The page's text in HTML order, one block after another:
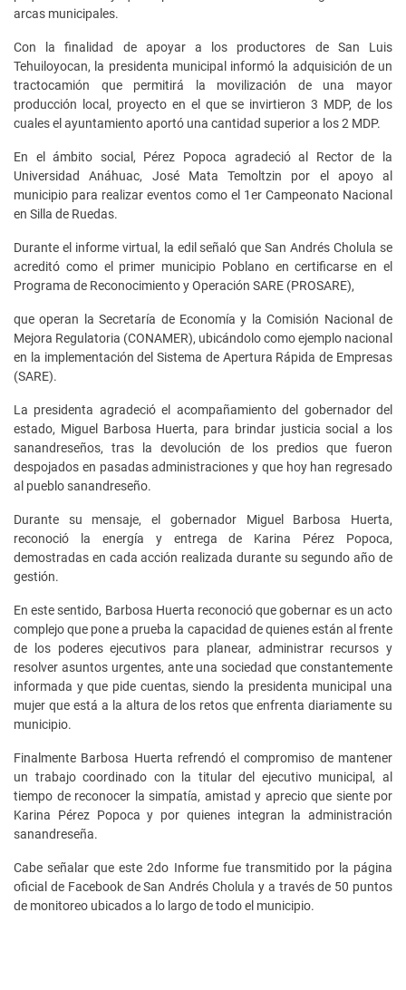
arcas municipales.
Con la finalidad de apoyar a los productores de San Luis
Tehuiloyocan, la presidenta municipal informó la adquisición de un
tractocamión que permitirá la movilización de una mayor
producción local, proyecto en el que se invirtieron 3 MDP, de los
cuales el ayuntamiento aportó una cantidad superior a los 2 MDP.
En el ámbito social, Pérez Popoca agradeció al Rector de la
Universidad Anáhuac, José Mata Temoltzin por el apoyo al
municipio para realizar eventos como el 1er Campeonato Nacional
en Silla de Ruedas.
Durante el informe virtual, la edil señaló que San Andrés Cholula se
acreditó como el primer municipio Poblano en certificarse en el
Programa de Reconocimiento y Operación SARE (PROSARE),
que operan la Secretaría de Economía y la Comisión Nacional de
Mejora Regulatoria (CONAMER), ubicándolo como ejemplo nacional
en la implementación del Sistema de Apertura Rápida de Empresas
(SARE).
La presidenta agradeció el acompañamiento del gobernador del
estado, Miguel Barbosa Huerta, para brindar justicia social a los
sanandreseños, tras la devolución de los predios que fueron
despojados en pasadas administraciones y que hoy han regresado
al pueblo sanandreseño.
Durante su mensaje, el gobernador Miguel Barbosa Huerta,
reconoció la energía y entrega de Karina Pérez Popoca,
demostradas en cada acción realizada durante su segundo año de
gestión.
En este sentido, Barbosa Huerta reconoció que gobernar es un acto
complejo que pone a prueba la capacidad de quienes están al frente
de los poderes ejecutivos para planear, administrar recursos y
resolver asuntos urgentes, ante una sociedad que constantemente
informada y que pide cuentas, siendo la presidenta municipal una
mujer que está a la altura de los retos que enfrenta diariamente su
municipio.
Finalmente Barbosa Huerta refrendó el compromiso de mantener
un trabajo coordinado con la titular del ejecutivo municipal, al
tiempo de reconocer la simpatía, amistad y aprecio que siente por
Karina Pérez Popoca y por quienes integran la administración
sanandreseña.
Cabe señalar que este 2do Informe fue transmitido por la página
oficial de Facebook de San Andrés Cholula y a través de 50 puntos
de monitoreo ubicados a lo largo de todo el municipio.